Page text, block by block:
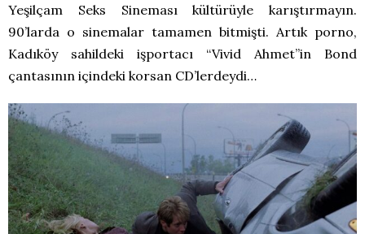
Yeşilçam Seks Sineması kültürüyle karıştırmayın.
90’larda o sinemalar tamamen bitmişti. Artık porno,
Kadıköy sahildeki işportacı “Vivid Ahmet”in Bond
çantasının içindeki korsan CD’lerdeydi…